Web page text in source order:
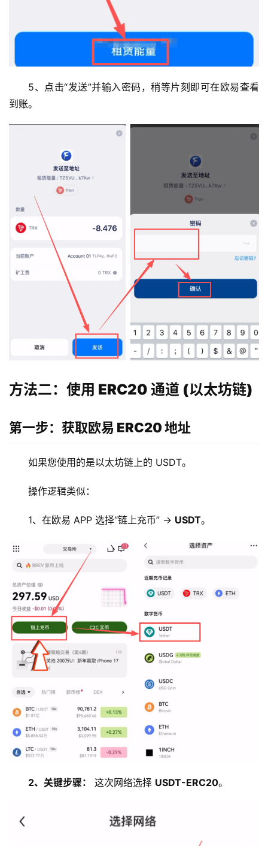
币
常
问
题
5、点击“发送”并输入密码，稍等片刻即可在欧易查看
到账。
方法二：使用 ERC20 通道 (以太坊链)
第一步：获取欧易 ERC20 地址
如果您使用的是以太坊链上的 USDT。
操作逻辑类似：
1、在欧易 APP 选择“链上充币” -> USDT。
2、关键步骤： 这次网络选择 USDT-ERC20。